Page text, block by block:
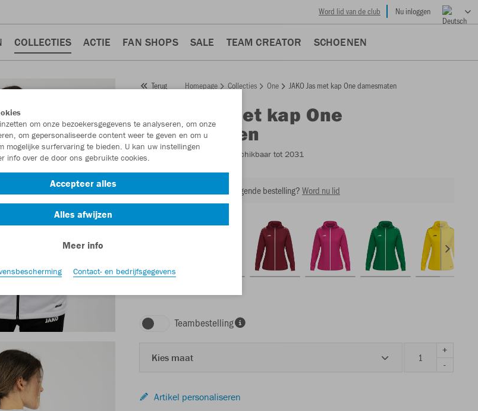
Word lid van de club Nu inloggen
COLLECTIES ACTIE FAN SHOPS SALE TEAM CREATOR SCHOENEN
Terug Homepage Collecties One JAKO Jas met kap One damesmaten
Jas met kap One
damesmaten
Artikelnummer: - Beschikbaar tot 2031
Zin in 30% korting op je volgende bestelling?Word nu lid
Teambestelling
Kies maat
+
-
Artikel personaliseren
om onze bezoekersgegevens te analyseren, om onze
om gepersonaliseerde content weer te geven en om u
mogelijke surfervaring te bieden. U kan uw instellingen
info over de door ons gebruikte cookies.
Accepteer alles
Alles afwijzen
Meer info
Contact- en bedrijfsgegevens